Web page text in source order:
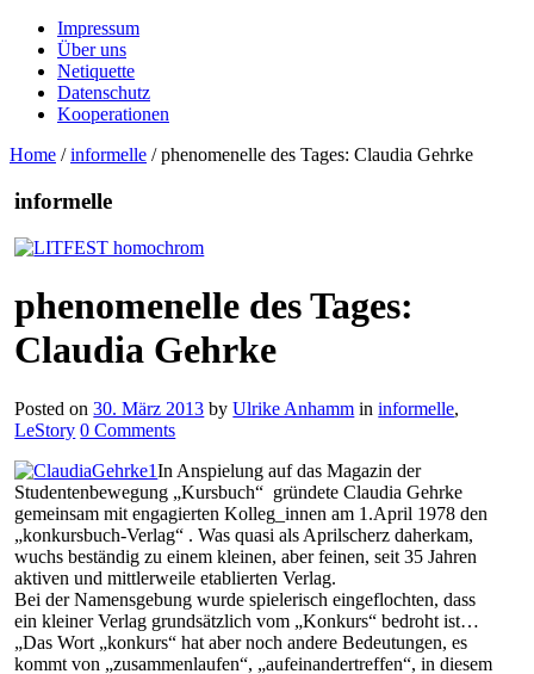
Impressum
Über uns
Netiquette
Datenschutz
Kooperationen
Home /informelle /phenomenelle des Tages: Claudia Gehrke
informelle
phenomenelle des Tages:
Claudia Gehrke
Posted on30. März 2013 byUlrike Anhamm ininformelle,
LeStory 0 Comments
In Anspielung auf das Magazin der
Studentenbewegung „Kursbuch“ gründete Claudia Gehrke
gemeinsam mit engagierten Kolleg_innen am 1.April 1978 den
„konkursbuch-Verlag“ . Was quasi als Aprilscherz daherkam,
wuchs beständig zu einem kleinen, aber feinen, seit 35 Jahren
aktiven und mittlerweile etablierten Verlag.
Bei der Namensgebung wurde spielerisch eingeflochten, dass
ein kleiner Verlag grundsätzlich vom „Konkurs“ bedroht ist…
„Das Wort „konkurs“ hat aber noch andere Bedeutungen, es
kommt von „zusammenlaufen“, „aufeinandertreffen“, in diesem